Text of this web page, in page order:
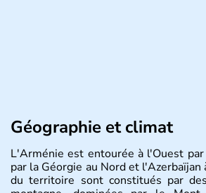
Géographie et climat
L'Arménie est entourée à l'Ouest
par la Géorgie au Nord et
du territoire sont constitués par